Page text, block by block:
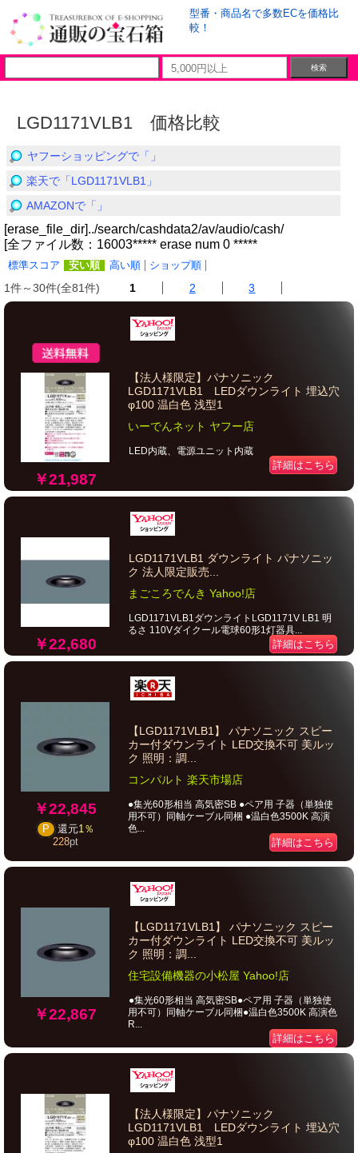
型番・商品名で多数ECを価格比
較！
LGD1171VLB1 価格比較
ヤフーショッピングで「」
楽天で「LGD1171VLB1」
AMAZONで「」
[erase_file_dir]../search/cashdata2/av/audio/cash/
[全ファイル数：16003***** erase num 0 *****
標準スコア 安い順 高い順 ショップ順
1件～30件(全81件) 1 2 3
￥21,987
【法人様限定】パナソニック
LGD1171VLB1 LEDダウンライト 埋込穴
φ100 温白色 浅型1
いーでんネット ヤフー店
LED内蔵、電源ユニット内蔵
詳細はこちら
￥22,680
LGD1171VLB1 ダウンライト パナソニッ
ク 法人限定販売...
まごころでんき Yahoo!店
LGD1171VLB1ダウンライトLGD1171V LB1 明
るさ 110Vダイクール電球60形1灯器具...
詳細はこちら
￥22,845
P 還元1％
228pt
【LGD1171VLB1】 パナソニック スピー
カー付ダウンライト LED交換不可 美ルッ
ク 照明：調...
コンパルト 楽天市場店
●集光60形相当 高気密SB ●ペア用 子器（単独使
用不可）同軸ケーブル同梱 ●温白色3500K 高演
色...
詳細はこちら
￥22,867
【LGD1171VLB1】 パナソニック スピー
カー付ダウンライト LED交換不可 美ルッ
ク 照明：調...
住宅設備機器の小松屋 Yahoo!店
●集光60形相当 高気密SB●ペア用 子器（単独使
用不可）同軸ケーブル同梱●温白色3500K 高演色
R...
詳細はこちら
【法人様限定】パナソニック
LGD1171VLB1 LEDダウンライト 埋込穴
φ100 温白色 浅型1